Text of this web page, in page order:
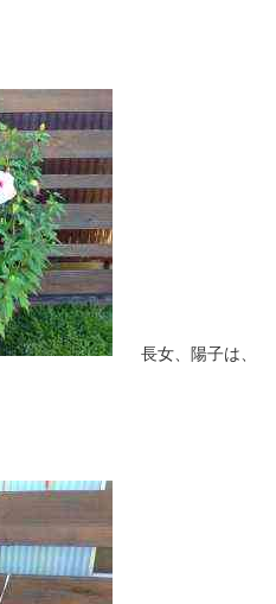
長女、陽子は、